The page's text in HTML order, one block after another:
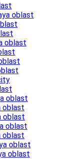
oblast
oblast
oblast
oblast
oblast
oblast
oblast
oblast
oblast